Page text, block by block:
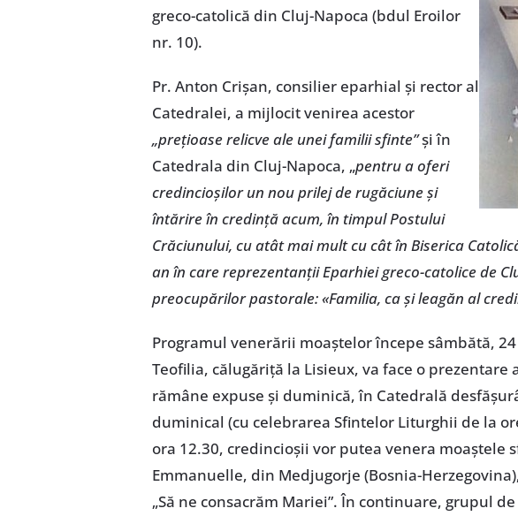
greco-catolică din Cluj-Napoca (bdul Eroilor
nr. 10).
Pr. Anton Crişan, consilier eparhial şi rector al
Catedralei, a mijlocit venirea acestor
„preţioase relicve ale unei familii sfinte”şi în
Catedrala din Cluj-Napoca, „pentru a oferi
credincioşilor un nou prilej de rugăciune şi
întărire în credinţăacum, în timpul Postului
Crăciunului, cu atât mai mult cu cât în Biserica
an în care reprezentanţii Eparhiei greco-catolice de
preocupărilor pastorale: «Familia, ca şi leagăn al
Programul venerării moaştelor începe sâmbătă,
Teofilia, călugăriţă la Lisieux, va face o prezentare
rămâne expuse şi duminică, în Catedrală
duminical (cu celebrarea Sfintelor Liturghii de la
ora 12.30, credincioşii vor putea venera moaştele
Emmanuelle, din Medjugorje (Bosnia-
„Să ne consacrăm Mariei”. În continuare, grupul